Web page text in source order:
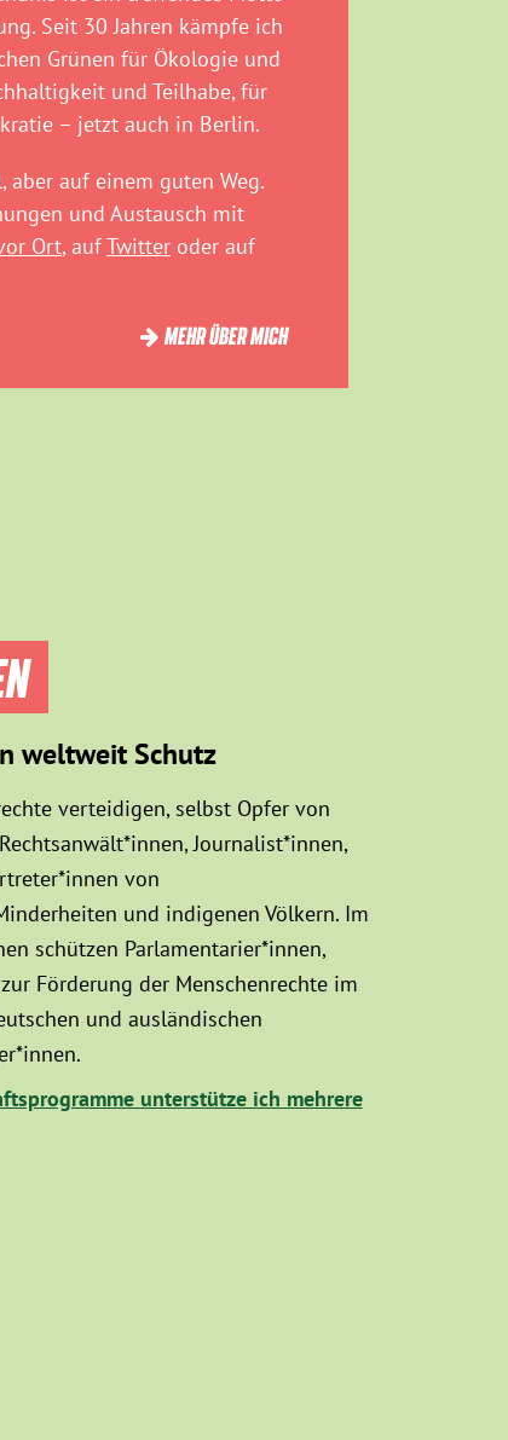
Seit 30 Jahren kämpfe ich
Grünen für Ökologie und
und Teilhabe, für
– jetzt auch in Berlin.
auf einem guten Weg.
und Austausch mit
Ort, aufTwitter oder auf
MEHR ÜBER MICH
weltweit Schutz
verteidigen, selbst Opfer von
Journalist*innen,
von
und indigenen Völkern. Im
schützen Parlamentarier*innen,
Förderung der Menschenrechte im
und ausländischen
unterstütze ich mehrere